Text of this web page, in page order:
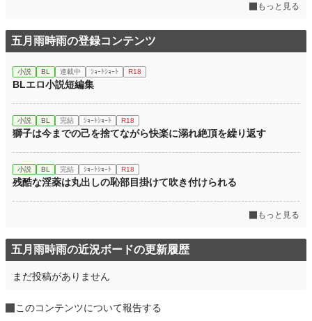
もっと見る
五月雨時雨の登録コンテンツ
小説 BL 連載中 ｼｮｰﾄｼｮｰﾄ R18
BLエロ小説短編集
小説 BL 完結 ｼｮｰﾄｼｮｰﾄ R18
獅子は今までの己を捨てながら快楽に溺れ絶頂を繰り返す
小説 BL 完結 ｼｮｰﾄｼｮｰﾄ R18
残酷な淫薬は丸出しの恥部目掛けて吹き付けられる
もっと見る
五月雨時雨の近況ボードの更新履歴
まだ投稿がありません
このコンテンツについて報告する